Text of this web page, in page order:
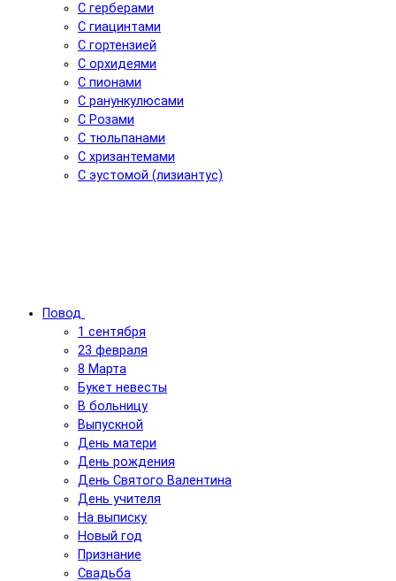
С герберами
С гиацинтами
С гортензией
С орхидеями
С пионами
С ранункулюсами
С Розами
С тюльпанами
С хризантемами
С эустомой (лизиантус)
Повод
1 сентября
23 февраля
8 Марта
Букет невесты
В больницу
Выпускной
День матери
День рождения
День Святого Валентина
День учителя
На выписку
Новый год
Признание
Свадьба